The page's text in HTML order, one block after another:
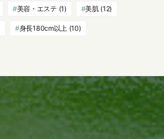
美容・エステ (1) 美肌(12)
身長180cm以上 (10)